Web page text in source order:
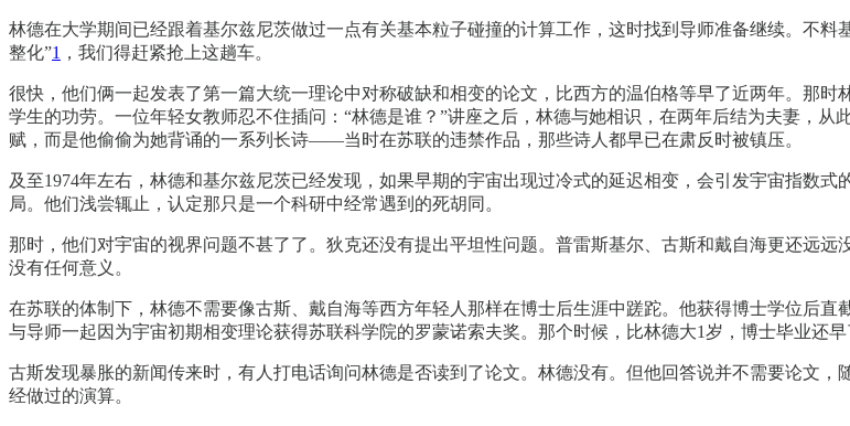
林德在大学期间已经跟着基尔兹尼茨做过一点有关基本粒子碰撞的计算工作，这时找到导师准备继续。不
整化”1 ，我们得赶紧抢上这趟车。
很快，他们俩一起发表了第一篇大统一理论中对称破缺和相变的论文，比西方的温伯格等早了近两年。那
学生的功劳。一位年轻女教师忍不住插问：“林德是谁？”讲座之后，林德与她相识，在两年后结为夫妻，
赋，而是他偷偷为她背诵的一系列长诗——当时在苏联的违禁作品，那些诗人都早已在肃反时被镇压。
及至1974年左右，林德和基尔兹尼茨已经发现，如果早期的宇宙出现过冷式的延迟相变，会引发宇宙指数
局。他们浅尝辄止，认定那只是一个科研中经常遇到的死胡同。
那时，他们对宇宙的视界问题不甚了了。狄克还没有提出平坦性问题。普雷斯基尔、古斯和戴自海更还远
没有任何意义。
在苏联的体制下，林德不需要像古斯、戴自海等西方年轻人那样在博士后生涯中蹉跎。他获得博士学位后
与导师一起因为宇宙初期相变理论获得苏联科学院的罗蒙诺索夫奖。那个时候，比林德大1岁，博士毕业还
古斯发现暴胀的新闻传来时，有人打电话询问林德是否读到了论文。林德没有。但他回答说并不需要论文
经做过的演算。